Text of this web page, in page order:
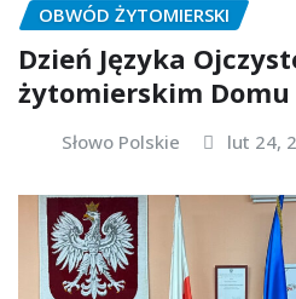
OBWÓD ŻYTOMIERSKI
Dzień Języka
żytomierskim Domu
Słowo Polskie lut 24,